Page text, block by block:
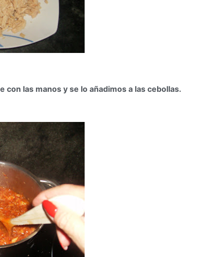
con las manos y se lo añadimos a las cebollas.